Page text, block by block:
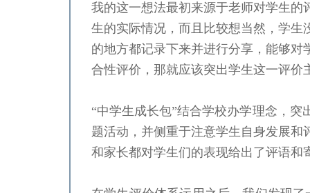
我的这一想法最初来源于老师对学生
生的实际情况，而且比较想当然，学
的地方都记录下来并进行分享，能够
合性评价，那就应该突出学生这一评
“中学生成长包”结合学校办学理念，
题活动，并侧重于注意学生自身发展
和家长都对学生们的表现给出了评语和